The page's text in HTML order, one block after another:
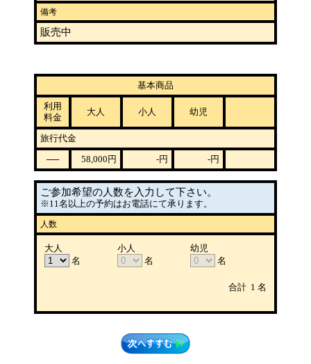
備考
販売中
基本商品
利用
料金
大人 小人 幼児
旅行代金
──
58,000 円 -円 -円
ご参加希望の人数を入力して下さい。
※11名以上の予約はお電話にて承ります。
人数
大人
名
小人
名
幼児
名
合計 1 名